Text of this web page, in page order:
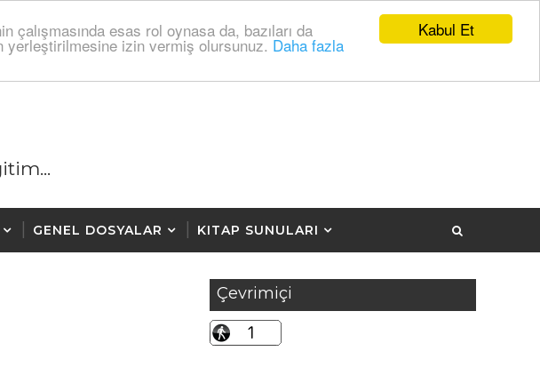
Kabul Et
çalışmasında esas rol oynasa da, bazıları da
yerleştirilmesine izin vermiş olursunuz. Daha fazla
GENEL DOSYALAR KITAP SUNULARI
Çevrimiçi